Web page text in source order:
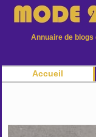
Annuaire de blogs
Accueil